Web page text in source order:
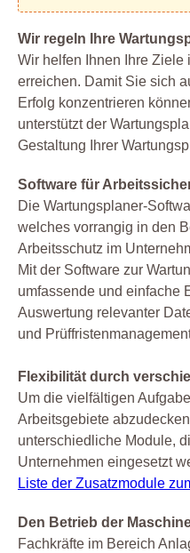
Wir regeln Ihre
Wir helfen Ihnen Ihre Ziele
erreichen. Damit Sie sich
Erfolg konzentrieren
unterstützt der
Gestaltung Ihrer
Software für
Die Wartungsplaner-
welches vorrangig in den
Arbeitsschutz im
Mit der Software zur
umfassende und einfache
Auswertung relevanter
und
Flexibilität durch
Um die vielfältigen
Arbeitsgebiete
unterschiedliche Module,
Unternehmen eingesetzt
Liste der Zusatzmodule
Den Betrieb der
Fachkräfte im Bereich